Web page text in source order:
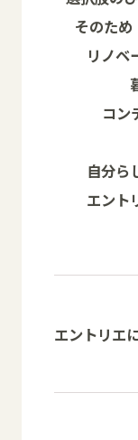
そのため
リノベ
コン
自分ら
エント
エントリエ